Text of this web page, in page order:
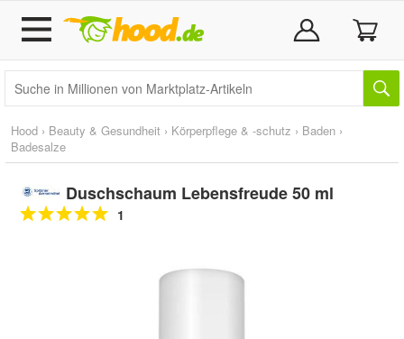
Hood › Beauty & Gesundheit › Körperpflege & -schutz › Baden ›
Badesalze
Duschschaum Lebensfreude 50 ml
1